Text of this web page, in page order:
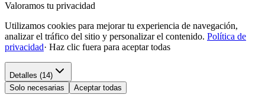
Valoramos tu privacidad
Utilizamos cookies para mejorar tu experiencia de navegación,
analizar el tráfico del sitio y personalizar el contenido. Política de
privacidad· Haz clic fuera para aceptar todas
Detalles (14)
Solo necesarias
Aceptar todas